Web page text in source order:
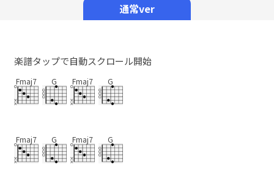
通常ver
楽譜タップで自動スクロール開始
Fmaj7 G Fmaj7 G
Fmaj7 G Fmaj7 G